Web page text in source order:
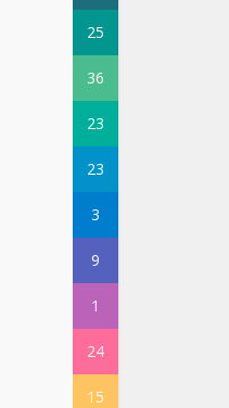
25
36
23
23
3
9
1
24
15